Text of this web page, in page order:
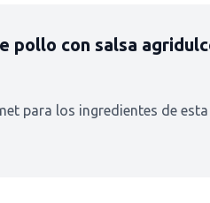
pollo con salsa
para los ingredientes de esta